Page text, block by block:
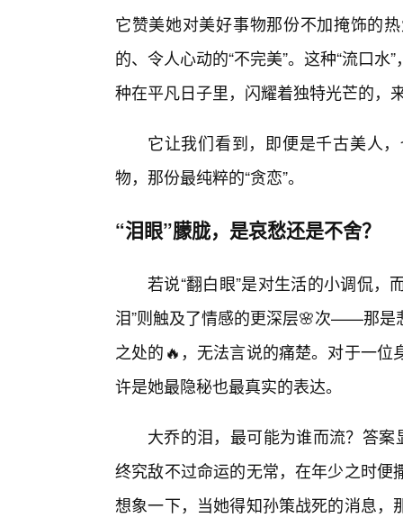
它赞美她对美好事物那份不加掩饰的
的、令人心动的“不完美”。这种“流口
种在平凡日子里，闪耀着独特光芒的，
它让我们看到，即便是千古美人
物，那份最纯粹的“贪恋”。
“泪眼”朦胧，是哀愁还是不舍？
若说“翻白眼”是对生活的小调侃，
泪”则触及了情感的更深层🌸次——那是
之处的🔥，无法言说的痛楚。对于一
许是她最隐秘也最真实的表达。
大乔的泪，最可能为谁而流？答
终究敌不过命运的无常，在年少之时
想象一下，当她得知孙策战死的消息